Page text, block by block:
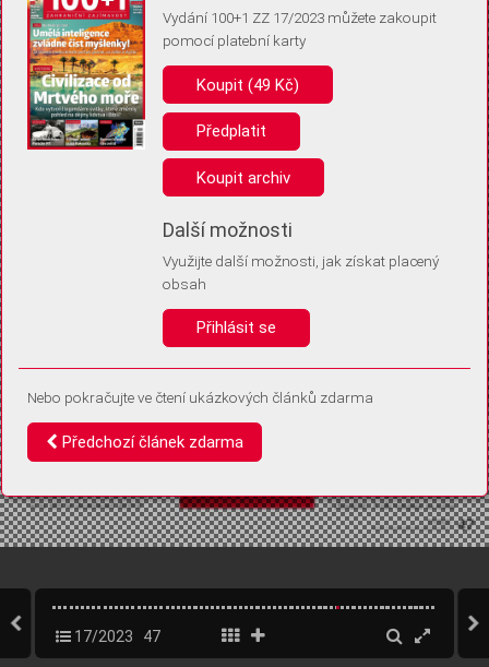
Pro základní fungování webu nepotřebujeme ukládat žádné informace
(tzv. cookies apod.). Rádi bychom vás ale požádali o souhlas s
uložením volitelných informací:
Anonymní unikátní ID
Díky němu příště poznáme, že se jedná o stejné zařízení, a
Identifikátor je zcela anonymní.
Vaše souhlasy a odmítnutí si ukládáme do vašeho zařízení, abychom se
vás už příště znovu neptali. Můžete je kdykoli později upravit ve Správě
17/2023 47
Vydání 100+1 ZZ 17/2023 můžete zakoupit
pomocí platební karty
Koupit (49 Kč)
Předplatit
Koupit archiv
Další možnosti
Využijte další možnosti, jak získat placený
obsah
Přihlásit se
Nebo pokračujte ve čtení ukázkových článků zdarma
Předchozí článek zdarma